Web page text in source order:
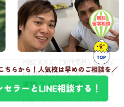
1週間ほど繋がりが悪く不便でし
た。シャワーはまだ水圧強い方だ
と思いますが、1度だけ止まった
ことがありました。
#682 Kさん（30代男性）Englis
h Fella 2（セブ） PIC5コース 4
週間| フィリピン留学
以前、フィリピン（セブ）留学し